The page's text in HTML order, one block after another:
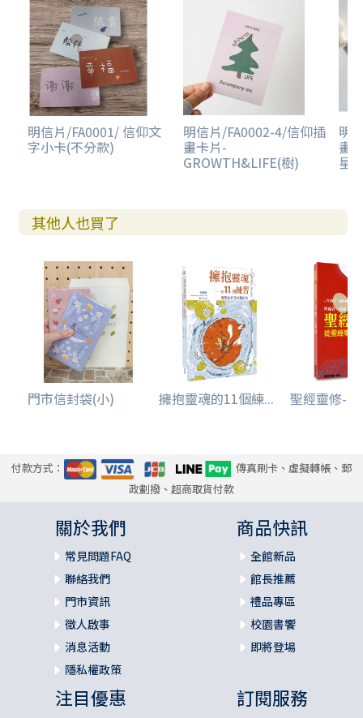
明信片/FA0001/ 信仰文
字小卡(不分款)
明信片/FA0002-4/信仰插
畫卡片-
GROWTH&LIFE(樹)
明
畫
星)
其他人也買了
門市信封袋(小) 擁抱靈魂的11個練... 聖經靈修--
付款方式：
傳真刷卡、虛擬轉帳、郵
政劃撥、超商取貨付款
關於我們
常見問題FAQ
聯絡我們
門市資訊
徵人啟事
消息活動
隱私權政策
商品快訊
全館新品
館長推薦
禮品專區
校園書饗
即將登場
注目優惠 訂閱服務